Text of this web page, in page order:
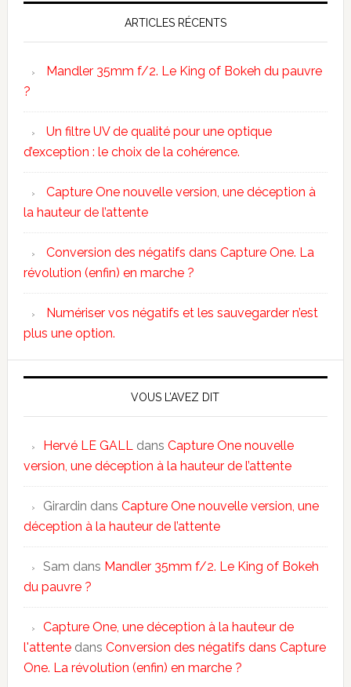
ARTICLES RÉCENTS
Mandler 35mm f/2. Le King of Bokeh du pauvre
?
Un filtre UV de qualité pour une optique
d’exception : le choix de la cohérence.
Capture One nouvelle version, une déception à
la hauteur de l’attente
Conversion des négatifs dans Capture One. La
révolution (enfin) en marche ?
Numériser vos négatifs et les sauvegarder n’est
plus une option.
VOUS L’AVEZ DIT
Hervé LE GALLdans Capture One nouvelle
version, une déception à la hauteur de l’attente
Girardin dans Capture One nouvelle version, une
déception à la hauteur de l’attente
Sam dans Mandler 35mm f/2. Le King of Bokeh
du pauvre ?
Capture One, une déception à la hauteur de
l'attentedans Conversion des négatifs dans Capture
One. La révolution (enfin) en marche ?